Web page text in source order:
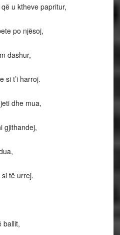
u ktheve papritur,
po njësoj,
dashur,
si t’i harroj.
dhe mua,
gjithandej,
si të urrej.
ballit,